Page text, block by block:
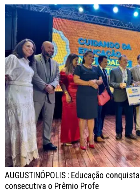
AUGUSTINÓPOLIS : Educação
consecutiva o Prêmio Profe